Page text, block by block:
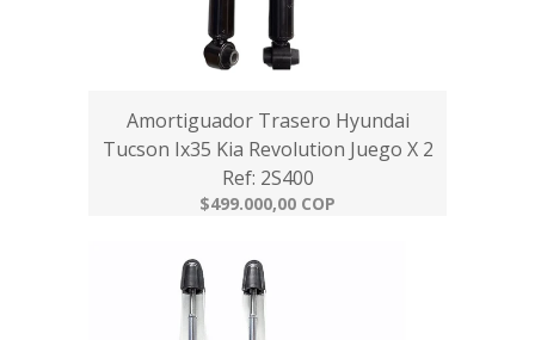
Amortiguador Trasero Hyundai
Tucson Ix35 Kia Revolution Juego X 2
Ref: 2S400
$499.000,00 COP